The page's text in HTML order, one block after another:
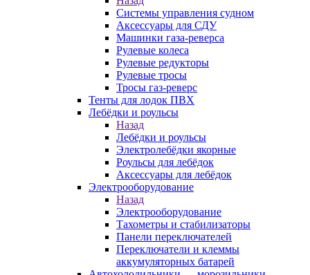
Системы управления судном
Аксессуары для СДУ
Машинки газа-реверса
Рулевые колеса
Рулевые редукторы
Рулевые тросы
Тросы газ-реверс
Тенты для лодок ПВХ
Лебёдки и роульсы
Назад
Лебёдки и роульсы
Электролебёдки якорные
Роульсы для лебёдок
Аксессуары для лебёдок
Электрооборудование
Назад
Электрооборудование
Тахометры и стабилизаторы
Панели переключателей
Переключатели и клеммы
аккумуляторных батарей